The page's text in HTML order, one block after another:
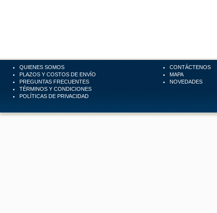
QUIENES SOMOS
PLAZOS Y COSTOS DE ENVÍO
PREGUNTAS FRECUENTES
TÉRMINOS Y CONDICIONES
POLÍTICAS DE PRIVACIDAD
CONTÁCTENOS
MAPA
NOVEDADES